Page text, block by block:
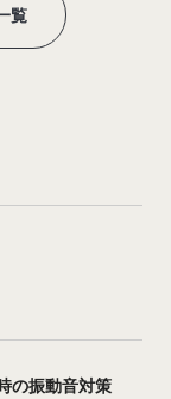
覧
の振動音対策